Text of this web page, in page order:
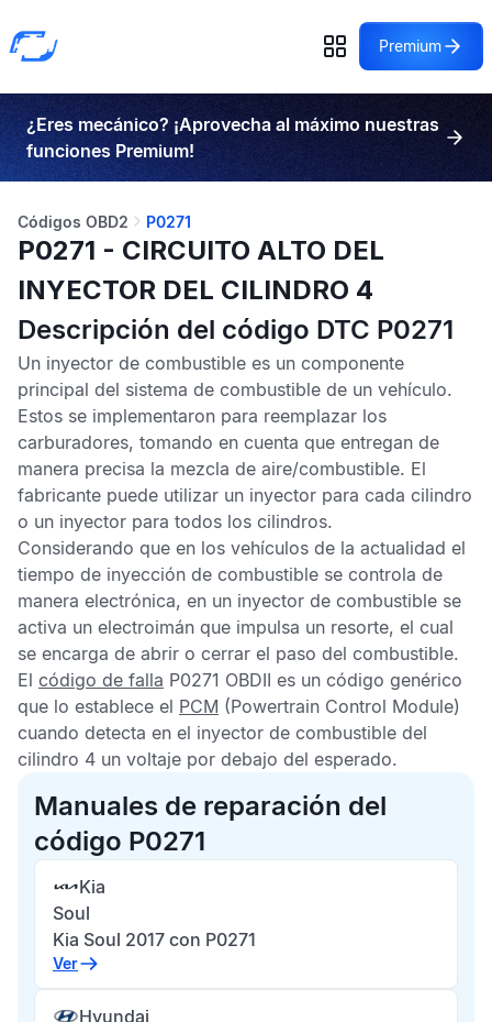
Premium
¿Eres mecánico? ¡Aprovecha al máximo nuestras
funciones Premium!
Códigos OBD2 P0271
P0271 - CIRCUITO ALTO DEL
INYECTOR DEL CILINDRO 4
Descripción del código DTC P0271
Un inyector de combustible es un componente
principal del sistema de combustible de un vehículo.
Estos se implementaron para reemplazar los
carburadores, tomando en cuenta que entregan de
manera precisa la mezcla de aire/combustible. El
fabricante puede utilizar un inyector para cada cilindro
o un inyector para todos los cilindros.
Considerando que en los vehículos de la actualidad el
tiempo de inyección de combustible se controla de
manera electrónica, en un inyector de combustible se
activa un electroimán que impulsa un resorte, el cual
se encarga de abrir o cerrar el paso del combustible.
El código de falla P0271 OBDII es un código genérico
que lo establece el PCM (Powertrain Control Module)
cuando detecta en el inyector de combustible del
cilindro 4 un voltaje por debajo del esperado.
Manuales de reparación del
código P0271
Kia
Soul
Kia Soul 2017 con P0271
Ver
Hyundai